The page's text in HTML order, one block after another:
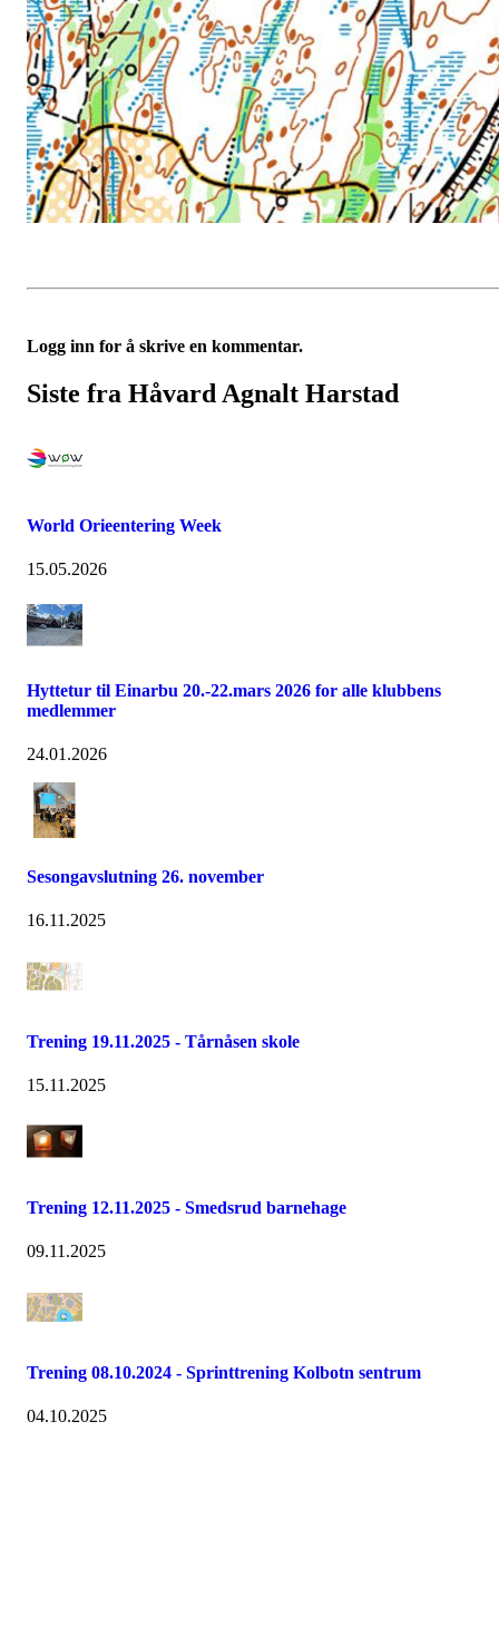
Logg inn for å skrive en kommentar.
Siste fra Håvard Agnalt Harstad
World Orieentering Week
15.05.2026
Hyttetur til Einarbu 20.-22.mars 2026 for alle klubbens
medlemmer
24.01.2026
Sesongavslutning 26. november
16.11.2025
Trening 19.11.2025 - Tårnåsen skole
15.11.2025
Trening 12.11.2025 - Smedsrud barnehage
09.11.2025
Trening 08.10.2024 - Sprinttrening Kolbotn sentrum
04.10.2025